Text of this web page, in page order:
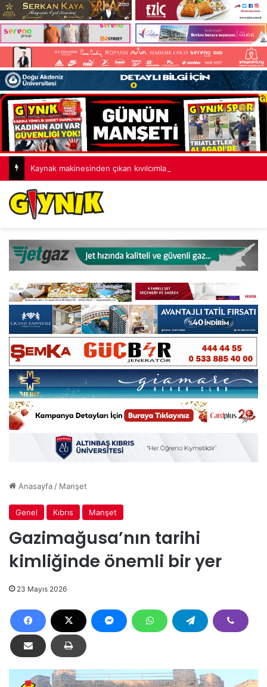
Kaynak makinesinden çıkan kıvılcımlar yangına neden oldu
Anasayfa/ Manşet
Genel Kıbrıs Manşet
Gazimağusa’nın tarihi
kimliğinde önemli bir yer
23 Mayıs 2026